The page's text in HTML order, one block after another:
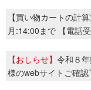
【買い物カートの計
月:14:00まで 【電話
【おしらせ】 令和８
様のwebサイトご確認